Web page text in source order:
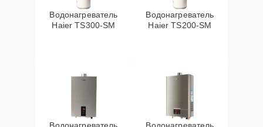
Водонагреватель
Haier TS300-SM
Водонагреватель
Haier TS200-SM